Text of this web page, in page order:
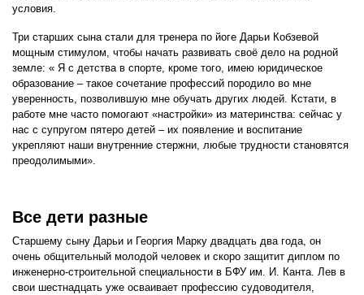
условия.
Три старших сына стали для тренера по йоге Дарьи Кобзевой
мощным стимулом, чтобы начать развивать своё дело на родной
земле: « Я с детства в спорте, кроме того, имею юридическое
образование – такое сочетание профессий породило во мне
уверенность, позволившую мне обучать других людей. Кстати, в
работе мне часто помогают «настройки» из материнства: сейчас у
нас с супругом пятеро детей – их появление и воспитание
укрепляют наши внутренние стержни, любые трудности становятся
преодолимыми».
Все дети разные
Старшему сыну Дарьи и Георгия Марку двадцать два года, он
очень общительный молодой человек и скоро защитит диплом по
инженерно-строительной специальности в БФУ им. И. Канта. Лев в
свои шестнадцать уже осваивает профессию судоводителя,